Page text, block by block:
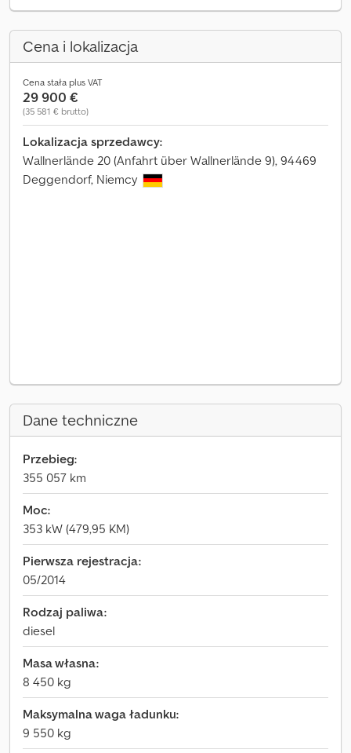
Cena i lokalizacja
Cena stała plus VAT
29 900 €
(35 581 € brutto)
Lokalizacja sprzedawcy:
Wallnerlände 20 (Anfahrt über Wallnerlände 9), 94469
Deggendorf, Niemcy
Dane techniczne
Przebieg:
355 057 km
Moc:
353 kW (479,95 KM)
Pierwsza rejestracja:
05/2014
Rodzaj paliwa:
diesel
Masa własna:
8 450 kg
Maksymalna waga ładunku:
9 550 kg